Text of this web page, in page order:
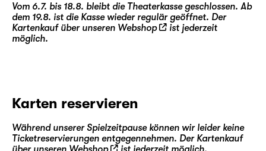
Vom 6.7. bis 18.8. bleibt die Theaterkasse geschlossen. Ab
dem 19.8. ist die Kasse wieder regulär geöffnet. Der
Kartenkauf über unseren Webshop
ist jederzeit
möglich.
Karten reservieren
Während unserer Spielzeitpause können wir leider keine
Ticketreservierungen entgegennehmen. Der Kartenkauf